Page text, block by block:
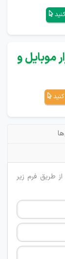
موبایل و
از طریق فرم زیر